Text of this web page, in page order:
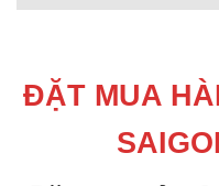
ĐẶT MUA